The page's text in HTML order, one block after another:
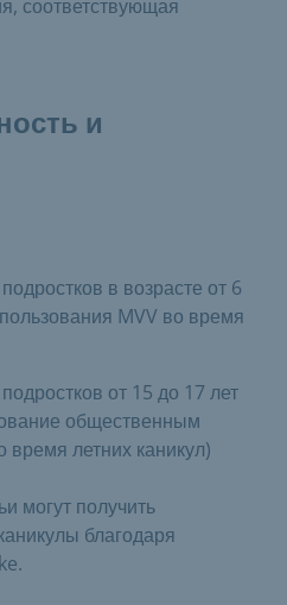
соответствующая
и
в возрасте от 6
MVV во время
от 15 до 17 лет
общественным
время летних каникул)
могут получить
благодаря